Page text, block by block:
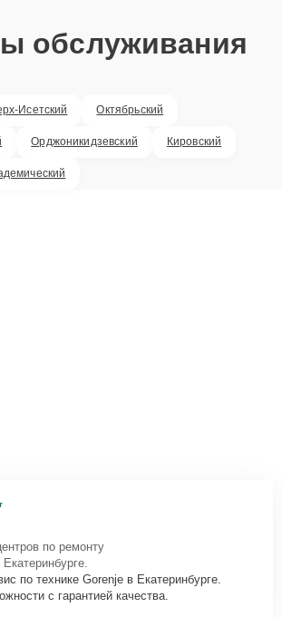
обслуживания
Исетский Октябрьский
Орджоникидзевский Кировский
по ремонту
по технике Gorenje в Екатеринбурге.
с гарантией качества.